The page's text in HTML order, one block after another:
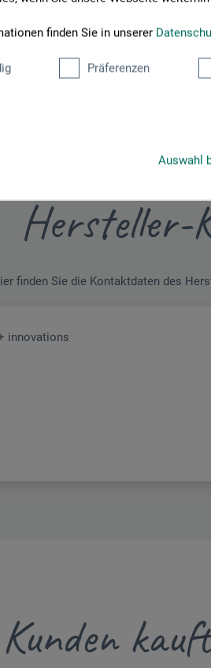
finden Sie in unserer
Präferenzen
Auswahl
Vorsatzpapier. Das Preis-
ein gutes, vielseitig einsetzbares
Hersteller-
finden Sie die Kontaktdaten des
innovations
Kunden